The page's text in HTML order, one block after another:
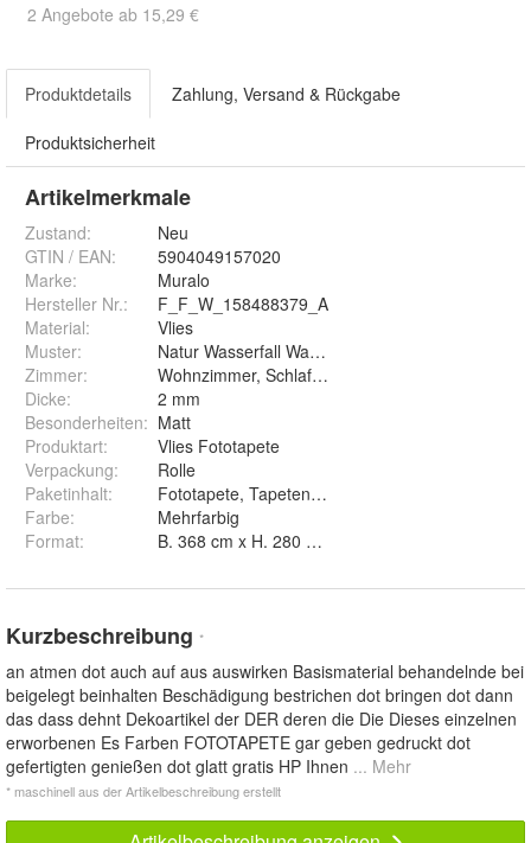
2 Angebote ab 15,29 €
Produktdetails Zahlung, Versand & Rückgabe
Produktsicherheit
Artikelmerkmale
Zustand:
Neu
GTIN / EAN:
5904049157020
Marke:
Muralo
Hersteller Nr.:
F_F_W_158488379_A
Material:
Vlies
Muster:
Natur Wasserfall Wasser Felsen Pflanzen
Zimmer:
Wohnzimmer, Schlafzimmer, Arbeitszimmer,
Dicke:
2 mm
Besonderheiten: Matt
Produktart:
Vlies Fototapete
Verpackung:
Rolle
Paketinhalt:
Fototapete, Tapetenkleister, Montageanleitung
Farbe:
Mehrfarbig
Format: B. 368 cm x H. 280 cm, B. 460 cm x H. 300 cm,
Kurzbeschreibung *
an atmen dot auch auf aus auswirken Basismaterial behandelnde bei
beigelegt beinhalten Beschädigung bestrichen dot bringen dot dann
das dass dehnt Dekoartikel der DER deren die Die Dieses einzelnen
erworbenen Es Farben FOTOTAPETE gar geben gedruckt dot
gefertigten genießen dot glatt gratis HP Ihnen ... Mehr
* maschinell aus der Artikelbeschreibung erstellt